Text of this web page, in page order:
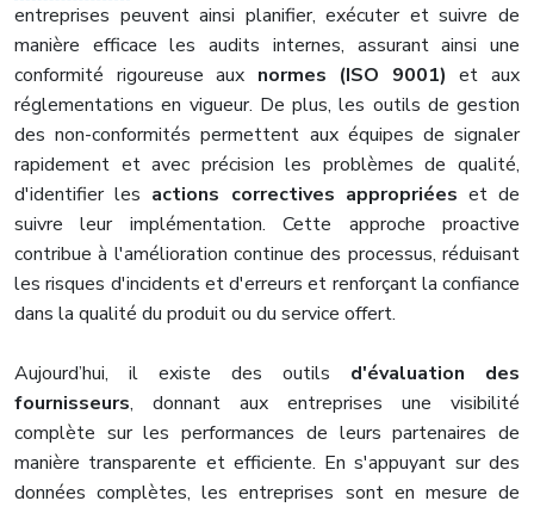
entreprises peuvent ainsi planifier, exécuter et suivre de
manière efficace les audits internes, assurant ainsi une
conformité rigoureuse aux normes (ISO 9001) et aux
réglementations en vigueur. De plus, les outils de gestion
des non-conformités permettent aux équipes de signaler
rapidement et avec précision les problèmes de qualité,
d'identifier les actions correctives appropriées et de
suivre leur implémentation. Cette approche proactive
contribue à l'amélioration continue des processus, réduisant
les risques d'incidents et d'erreurs et renforçant la confiance
dans la qualité du produit ou du service offert.
Aujourd’hui, il existe des outils d'évaluation des
fournisseurs, donnant aux entreprises une visibilité
complète sur les performances de leurs partenaires de
manière transparente et efficiente. En s'appuyant sur des
données complètes, les entreprises sont en mesure de